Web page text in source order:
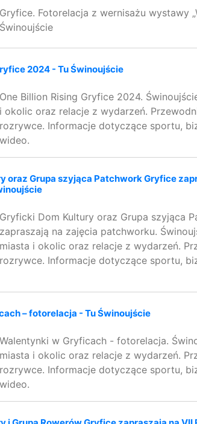
Gryfice. Fotorelacja z wernisażu wystawy
Świnoujście
2024 - Tu Świnoujście
One Billion Rising Gryfice 2024.
i okolic oraz relacje z wydarzeń.
rozrywce. Informacje dotyczące sportu,
wideo.
oraz Grupa szyjąca Patchwork Gryfice
Gryficki Dom Kultury oraz Grupa szyjąca
zapraszają na zajęcia patchworku.
miasta i okolic oraz relacje z wydarzeń.
rozrywce. Informacje dotyczące sportu,
– fotorelacja - Tu Świnoujście
Walentynki w Gryficach - fotorelacja.
miasta i okolic oraz relacje z wydarzeń.
rozrywce. Informacje dotyczące sportu,
wideo.